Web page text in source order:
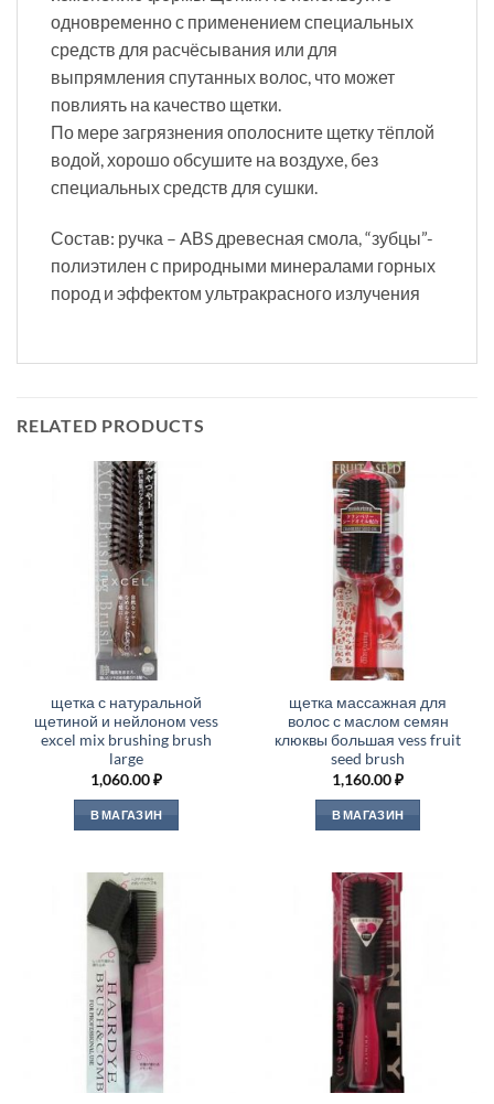
одновременно с применением специальных
средств для расчёсывания или для
выпрямления спутанных волос, что может
повлиять на качество щетки.
По мере загрязнения ополосните щетку тёплой
водой, хорошо обсушите на воздухе, без
специальных средств для сушки.
Состав: ручка – AВS древесная смола, “зубцы”-
полиэтилен с природными минералами горных
пород и эффектом ультракрасного излучения
RELATED PRODUCTS
щетка с натуральной
щетиной и нейлоном vess
excel mix brushing brush
large
1,060.00₽
В МАГАЗИН
щетка массажная для
волос с маслом семян
клюквы большая vess fruit
seed brush
1,160.00₽
В МАГАЗИН